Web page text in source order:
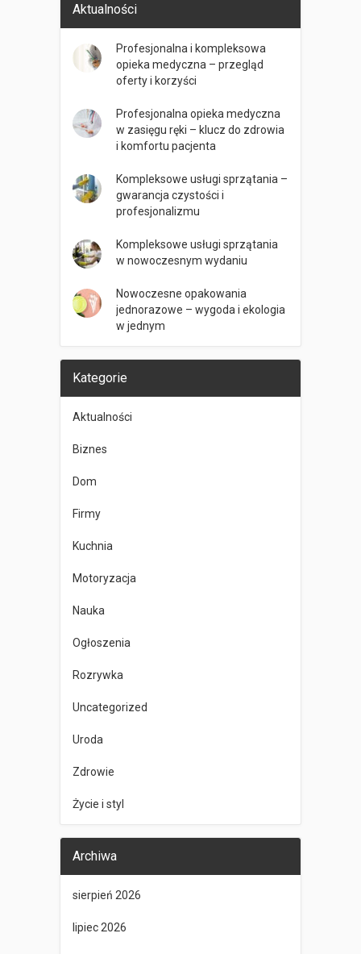
Aktualności
Profesjonalna i kompleksowa
opieka medyczna – przegląd
oferty i korzyści
Profesjonalna opieka medyczna
w zasięgu ręki – klucz do zdrowia
i komfortu pacjenta
Kompleksowe usługi sprzątania –
gwarancja czystości i
profesjonalizmu
Kompleksowe usługi sprzątania
w nowoczesnym wydaniu
Nowoczesne opakowania
jednorazowe – wygoda i ekologia
w jednym
Kategorie
Aktualności
Biznes
Dom
Firmy
Kuchnia
Motoryzacja
Nauka
Ogłoszenia
Rozrywka
Uncategorized
Uroda
Zdrowie
Życie i styl
Archiwa
sierpień 2026
lipiec 2026